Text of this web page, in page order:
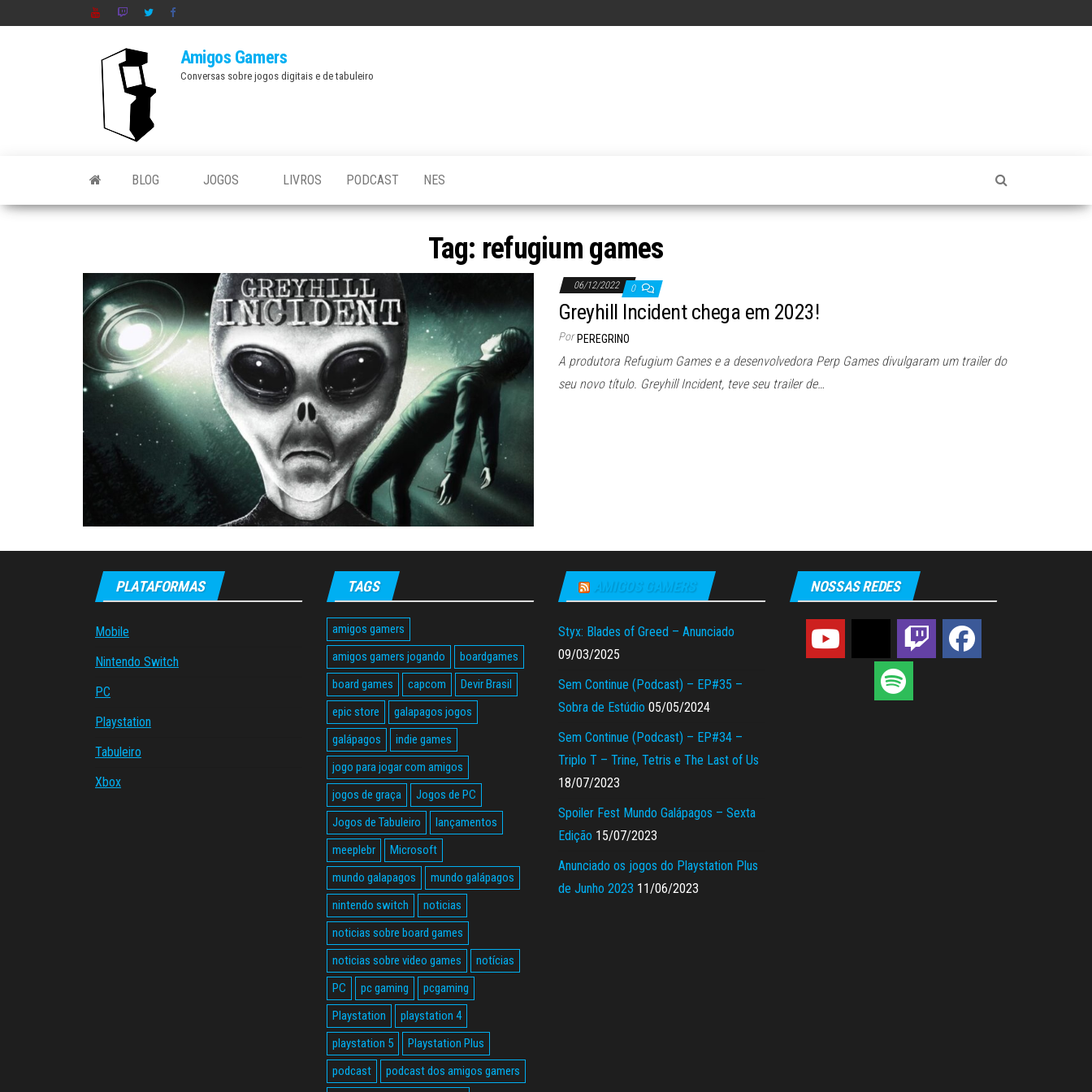
Amigos Gamers
Conversas sobre jogos digitais e de tabuleiro
BLOG JOGOS LIVROS PODCAST NES
Tag: refugium games
06/12/2022 0
Greyhill Incident chega em 2023!
Por PEREGRINO
A produtora Refugium Games e a desenvolvedora Perp Games divulgaram um trailer do
seu novo título. Greyhill Incident, teve seu trailer de…
PLATAFORMAS
Mobile
Nintendo Switch
PC
Playstation
Tabuleiro
Xbox
TAGS
amigos gamers
amigos gamers jogando
boardgames
board games
capcom
Devir Brasil
epic store
galapagos jogos
galápagos
indie games
jogo para jogar com amigos
jogos de graça
Jogos de PC
Jogos de Tabuleiro
lançamentos
meeplebr
Microsoft
mundo galapagos
mundo galápagos
nintendo switch
noticias
noticias sobre board games
noticias sobre video games
notícias
PC
pc gaming
pcgaming
Playstation
playstation 4
playstation 5
Playstation Plus
podcast
podcast dos amigos gamers
AMIGOS GAMERS
Styx: Blades of Greed – Anunciado
09/03/2025
Sem Continue (Podcast) – EP#35 –
Sobra de Estúdio 05/05/2024
Sem Continue (Podcast) – EP#34 –
Triplo T – Trine, Tetris e The Last of Us
18/07/2023
Spoiler Fest Mundo Galápagos – Sexta
Edição 15/07/2023
Anunciado os jogos do Playstation Plus
de Junho 2023 11/06/2023
NOSSAS REDES